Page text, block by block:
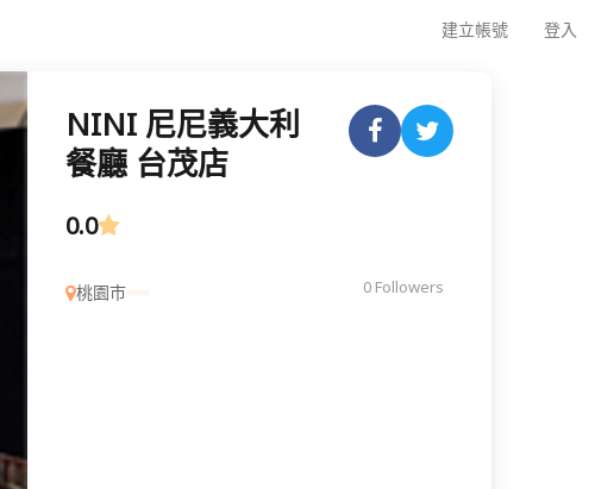
建立帳號 登入
NINI 尼尼義大利
餐廳 台茂店
0.0
桃園市 0 Followers